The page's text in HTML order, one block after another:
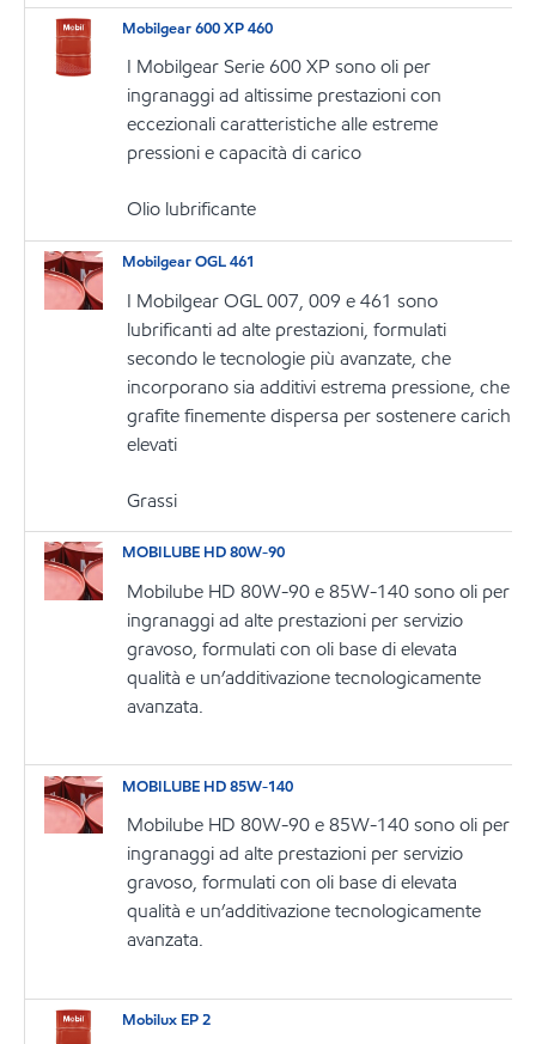
Mobilgear 600 XP 460
I Mobilgear Serie 600 XP sono oli per
ingranaggi ad altissime prestazioni con
eccezionali caratteristiche alle estreme
pressioni e capacità di carico
Olio lubrificante
Mobilgear OGL 461
I Mobilgear OGL 007, 009 e 461 sono
lubrificanti ad alte prestazioni, formulati
secondo le tecnologie più avanzate, che
incorporano sia additivi estrema pressione, che
grafite finemente dispersa per sostenere carichi
elevati
Grassi
MOBILUBE HD 80W-90
Mobilube HD 80W-90 e 85W-140 sono oli per
ingranaggi ad alte prestazioni per servizio
gravoso, formulati con oli base di elevata
qualità e un’additivazione tecnologicamente
avanzata.
MOBILUBE HD 85W-140
Mobilube HD 80W-90 e 85W-140 sono oli per
ingranaggi ad alte prestazioni per servizio
gravoso, formulati con oli base di elevata
qualità e un’additivazione tecnologicamente
avanzata.
Mobilux EP 2